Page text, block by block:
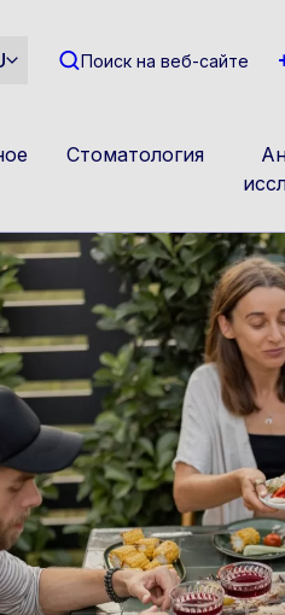
Поиск на веб-сайте
Стоматология